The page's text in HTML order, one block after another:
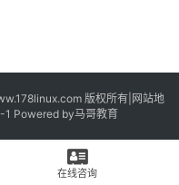
版权所有| 网站地
1 Powered by马哥教育
在线咨询